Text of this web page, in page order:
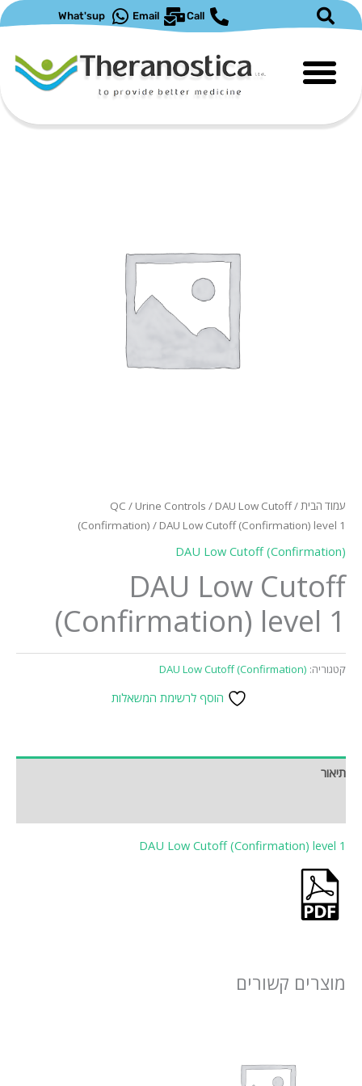
Call
Email
What'sup
עמוד הבית/
QC / Urine Controls / DAU Low Cutoff
(Confirmation) / DAU Low Cutoff (Confirmation) level 1
DAU Low Cutoff (Confirmation)
DAU Low Cutoff
(Confirmation) level 1
קטגוריה: DAU Low Cutoff (Confirmation)
הוסף לרשימת המשאלות
תיאור
DAU Low Cutoff (Confirmation) level 1
מוצרים קשורים